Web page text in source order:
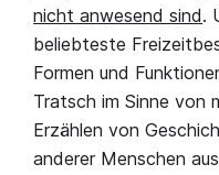
nicht anwesend sind.
beliebteste
Formen und
Tratsch im Sinne von
Erzählen von
anderer Menschen